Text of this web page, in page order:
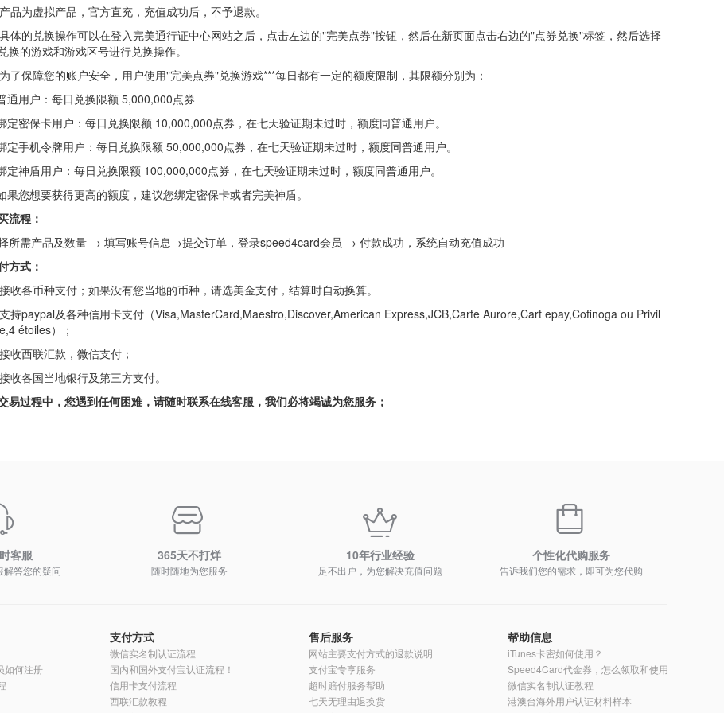
品为虚拟产品，官方直充，充值成功后，不予退款。
体的兑换操作可以在登入完美通行证中心网站之后，点击左边的"完美点券"按钮，然后在新页面点击右边的"点券兑换"标签，然后选择
换的游戏和游戏区号进行兑换操作。
了保障您的账户安全，用户使用"完美点券"兑换游戏***每日都有一定的额度限制，其限额分别为：
通用户：每日兑换限额 5,000,000点券
定密保卡用户：每日兑换限额 10,000,000点券，在七天验证期未过时，额度同普通用户。
定手机令牌用户：每日兑换限额 50,000,000点券，在七天验证期未过时，额度同普通用户。
定神盾用户：每日兑换限额 100,000,000点券，在七天验证期未过时，额度同普通用户。
果您想要获得更高的额度，建议您绑定密保卡或者完美神盾。
流程：
所需产品及数量 → 填写账号信息→提交订单，登录speed4card会员 → 付款成功，系统自动充值成功
方式：
收各币种支付；如果没有您当地的币种，请选美金支付，结算时自动换算。
持paypal及各种信用卡支付（Visa,MasterCard,Maestro,Discover,American Express,JCB,Carte Aurore,Cart epay,Cofinoga ou Privil
étoiles）；
收西联汇款，微信支付；
收各国当地银行及第三方支付。
易过程中，您遇到任何困难，请随时联系在线客服，我们必将竭诚为您服务；
客服
解答您的疑问
365天不打烊
随时随地为您服务
10年行业经验
足不出户，为您解决充值问题
个性化代购服务
告诉我们您的需求，即可为您代购
如何注册
支付方式
微信实名制认证流程
国内和国外支付宝认证流程！
信用卡支付流程
西联汇款教程
售后服务
网站主要支付方式的退款说明
支付宝专享服务
超时赔付服务帮助
七天无理由退换货
帮助信息
iTunes卡密如何使用？
Speed4Card代金券，怎么领取和使用？
微信实名制认证教程
港澳台海外用户认证材料样本